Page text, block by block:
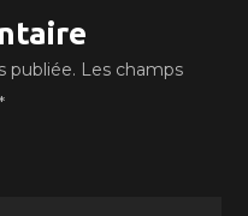
publiée. Les champs
*